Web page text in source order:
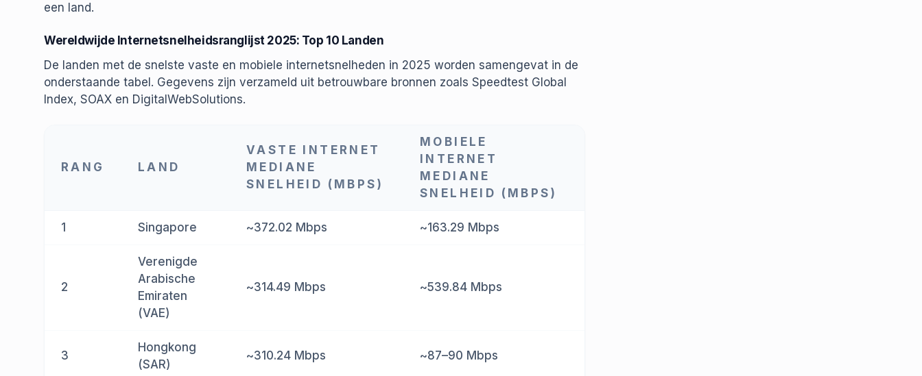
een land.
Wereldwijde Internetsnelheidsranglijst 2025: Top 10 Landen
De landen met de snelste vaste en mobiele internetsnelheden in 2025 worden samengevat in de
onderstaande tabel. Gegevens zijn verzameld uit betrouwbare bronnen zoals Speedtest Global
Index, SOAX en DigitalWebSolutions.
RANG LAND
VASTE INTERNET
MEDIANE
SNELHEID (MBPS)
MOBIELE
INTERNET
MEDIANE
SNELHEID (MBPS)
1 Singapore ~372.02 Mbps ~163.29 Mbps
2
Verenigde
Arabische
Emiraten
(VAE)
~314.49 Mbps ~539.84 Mbps
3
Hongkong
(SAR)
~310.24 Mbps ~87–90 Mbps